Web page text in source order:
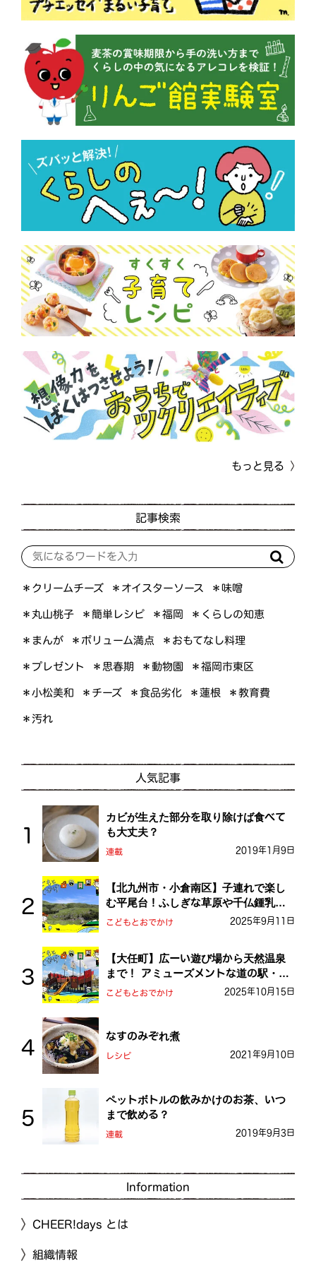
もっと見る
記事検索
＊クリームチーズ ＊オイスターソース ＊味噌
＊丸山桃子 ＊簡単レシピ ＊福岡 ＊くらしの知恵
＊まんが ＊ボリューム満点 ＊おもてなし料理
＊プレゼント ＊思春期 ＊動物園 ＊福岡市東区
＊小松美和 ＊チーズ ＊食品劣化 ＊蓮根 ＊教育費
＊汚れ
人気記事
カビが生えた部分を取り除けば食べて
も大丈夫？
連載 2019年1月9日
【北九州市・小倉南区】子連れで楽し
む平尾台！ふしぎな草原や千仏鍾乳洞
を探検しよう！
こどもとおでかけ 2025年9月11日
【大任町】広ーい遊び場から天然温泉
まで！ アミューズメントな道の駅・お
おとう桜街道
こどもとおでかけ 2025年10月15日
なすのみぞれ煮
レシピ 2021年9月10日
ペットボトルの飲みかけのお茶、いつ
まで飲める？
連載 2019年9月3日
Information
CHEER!days とは
組織情報